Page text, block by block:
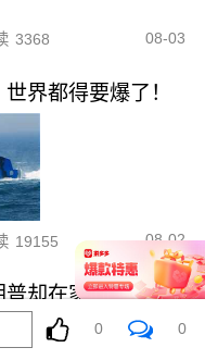
3368 08-03
界都得要爆了！
19155 08-02
却在家偷偷P图？
0 0